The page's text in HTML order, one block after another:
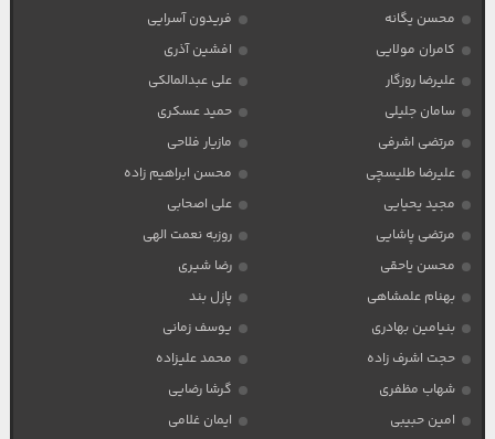
محسن یگانه
فریدون آسرایی
کامران مولایی
افشین آذری
علیرضا روزگار
علی عبدالمالکی
سامان جلیلی
حمید عسکری
مرتضی اشرفی
مازیار فلاحی
علیرضا طلیسچی
محسن ابراهیم زاده
مجید یحیایی
علی اصحابی
مرتضی پاشایی
روزبه نعمت الهی
محسن یاحقی
رضا شیری
بهنام علمشاهی
پازل بند
بنیامین بهادری
یوسف زمانی
حجت اشرف زاده
محمد علیزاده
شهاب مظفری
گرشا رضایی
امین حبیبی
ایمان غلامی